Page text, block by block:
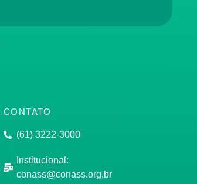
CONTATO
(61) 3222-3000
Institucional:
conass@conass.org.br